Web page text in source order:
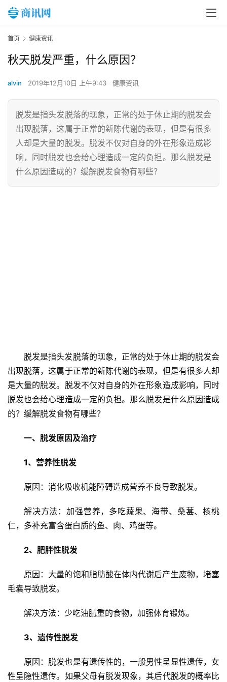
首
资
业
首页 健康资讯
秋天脱发严重，什么原因？
alvin 2019年12月10日 上午9:43 健康资讯
脱发是指头发脱落的现象，正常的处于休止期的脱发会
出现脱落，这属于正常的新陈代谢的表现，但是有很多
人却是大量的脱发。脱发不仅对自身的外在形象造成影
响，同时脱发也会给心理造成一定的负担。那么脱发是
什么原因造成的？缓解脱发食物有哪些？
脱发是指头发脱落的现象，正常的处于休止期的脱发会
出现脱落，这属于正常的新陈代谢的表现，但是有很多人却
是大量的脱发。脱发不仅对自身的外在形象造成影响，同时
脱发也会给心理造成一定的负担。那么脱发是什么原因造成
的？缓解脱发食物有哪些？
一、脱发原因及治疗
1、营养性脱发
原因：消化吸收机能障碍造成营养不良导致脱发。
解决方法：加强营养，多吃蔬果、海带、桑葚、核桃
仁，多补充富含蛋白质的鱼、肉、鸡蛋等。
2、肥胖性脱发
原因：大量的饱和脂肪酸在体内代谢后产生废物，堵塞
毛囊导致脱发。
解决方法：少吃油腻重的食物，加强体育锻炼。
3、遗传性脱发
原因：脱发也是有遗传性的，一般男性呈显性遗传，女
性呈隐性遗传。如果父母有脱发现象，其后代脱发的概率比